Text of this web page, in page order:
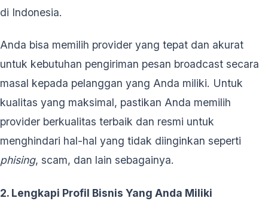
di Indonesia.
Anda bisa memilih provider yang tepat dan akurat
untuk kebutuhan pengiriman pesan broadcast secara
masal kepada pelanggan yang Anda miliki. Untuk
kualitas yang maksimal, pastikan Anda memilih
provider berkualitas terbaik dan resmi untuk
menghindari hal-hal yang tidak diinginkan seperti
phising, scam, dan lain sebagainya.
2. Lengkapi Profil Bisnis Yang Anda Miliki